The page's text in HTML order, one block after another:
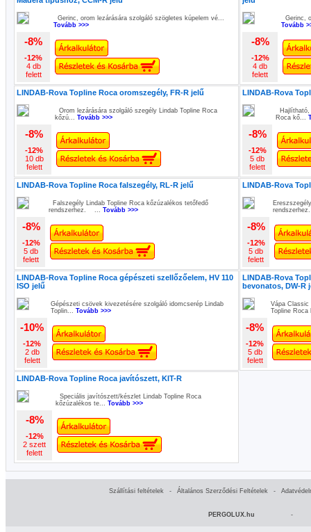
Gerinc, orom lezárására szolgáló szögletes kúpelem vé...
Tovább >>>
-8%
-12%
4 db
felett
Gerinc,
Tovább
-8%
-12%
4 db
felett
LINDAB-Rova Topline Roca oromszegély, FR-R jelű
Orom lezárására szolgáló szegély Lindab Topline Roca
kőzú... Tovább >>>
-8%
-12%
10 db
felett
LINDAB-Rova
Hajlítható,
Roca kő...
-8%
-12%
5 db
felett
LINDAB-Rova Topline Roca falszegély, RL-R jelű
Falszegély Lindab Topline Roca kőzúzalékos tetőfedő
rendszerhez. ... Tovább >>>
-8%
-12%
5 db
felett
LINDAB-Rova
-8%
-12%
5 db
felett
LINDAB-Rova Topline Roca gépészeti szellőzőelem, HV 110
ISO jelű
Gépészeti csövek kivezetésére szolgáló idomcserép Lindab
Toplin... Tovább >>>
-10%
-12%
2 db
felett
LINDAB-Rova
bevonatos, DW-R
Vápa Classic
Topline
-8%
-12%
5 db
felett
LINDAB-Rova Topline Roca javítószett, KIT-R
Speciális javítószett/készlet Lindab Topline Roca
kőzúzalékos te... Tovább >>>
-8%
-12%
2 szett
felett
Szállítási feltételek - Általános Szerződési Feltételek -
PERGOLUX.hu -